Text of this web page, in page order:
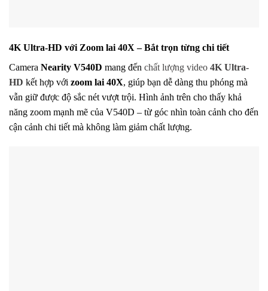
4K Ultra-HD với Zoom lai 40X – Bắt trọn từng chi tiết
Camera Nearity V540D mang đến chất lượng video 4K Ultra-
HD kết hợp với zoom lai 40X, giúp bạn dễ dàng thu phóng mà
vẫn giữ được độ sắc nét vượt trội. Hình ảnh trên cho thấy khả
năng zoom mạnh mẽ của V540D – từ góc nhìn toàn cảnh cho đến
cận cảnh chi tiết mà không làm giảm chất lượng.